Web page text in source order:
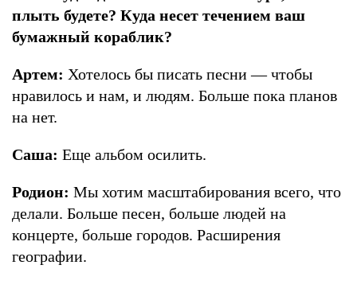
плыть будете? Куда несет течением ваш
бумажный кораблик?
Артем: Хотелось бы писать песни — чтобы
нравилось и нам, и людям. Больше пока планов
на нет.
Саша: Еще альбом осилить.
Родион: Мы хотим масштабирования всего, что
делали. Больше песен, больше людей на
концерте, больше городов. Расширения
географии.